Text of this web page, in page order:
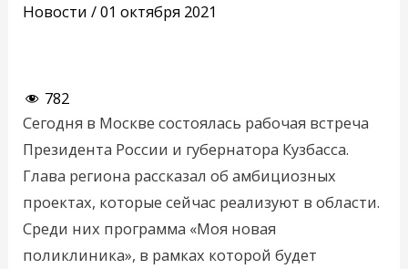
Новости /01 октября 2021
782
Сегодня в Москве состоялась рабочая встреча
Президента России и губернатора Кузбасса.
Глава региона рассказал об амбициозных
проектах, которые сейчас реализуют в области.
Среди них программа «Моя новая
поликлиника», в рамках которой будет